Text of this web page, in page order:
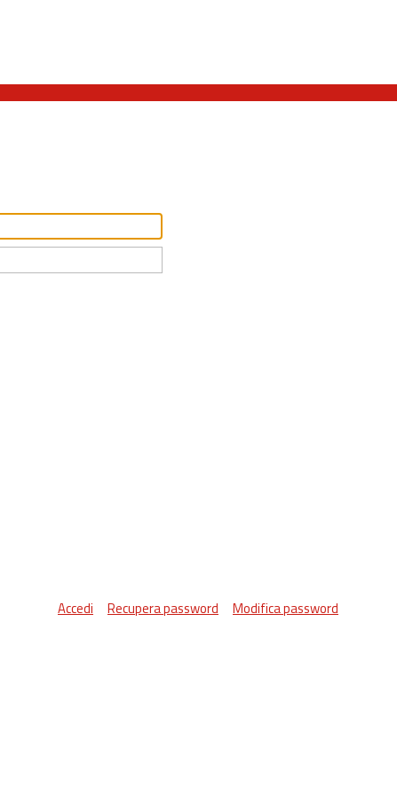
Accedi Recupera password Modifica password